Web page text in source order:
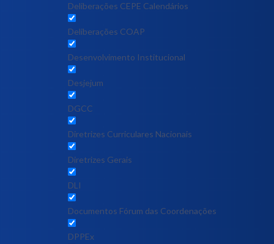
Deliberações CEPE Calendários
Deliberações COAP
Desenvolvimento Institucional
Desjejum
DGCC
Diretrizes Curriculares Nacionais
Diretrizes Gerais
DLI
Documentos Fórum das Coordenações
DPPEx